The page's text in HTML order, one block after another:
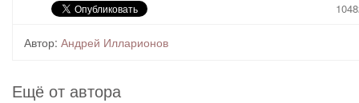
Автор: Андрей Илларионов
Ещё от автора